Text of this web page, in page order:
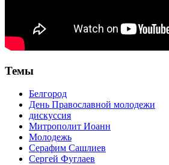
Темы
Белгород
День Православной молодежи
дискуссия
Митрополит Иоанн
Молодежь
Серафим Сашлиев
Сергей Фуглаев